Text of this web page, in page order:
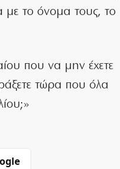
με το όνομα τους, το
που να μην έχετε
τώρα που όλα